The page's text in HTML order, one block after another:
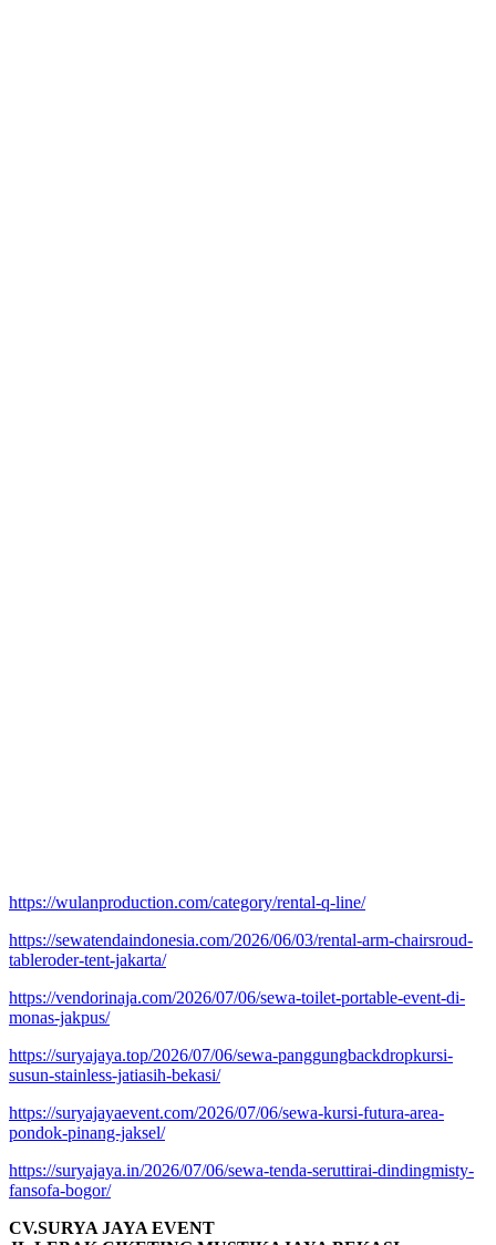
https://wulanproduction.com/category/rental-q-line/
https://sewatendaindonesia.com/2026/06/03/rental-arm-chairsroud-
tableroder-tent-jakarta/
https://vendorinaja.com/2026/07/06/sewa-toilet-portable-event-di-
monas-jakpus/
https://suryajaya.top/2026/07/06/sewa-panggungbackdropkursi-
susun-stainless-jatiasih-bekasi/
https://suryajayaevent.com/2026/07/06/sewa-kursi-futura-area-
pondok-pinang-jaksel/
https://suryajaya.in/2026/07/06/sewa-tenda-seruttirai-dindingmisty-
fansofa-bogor/
CV.SURYA JAYA EVENT